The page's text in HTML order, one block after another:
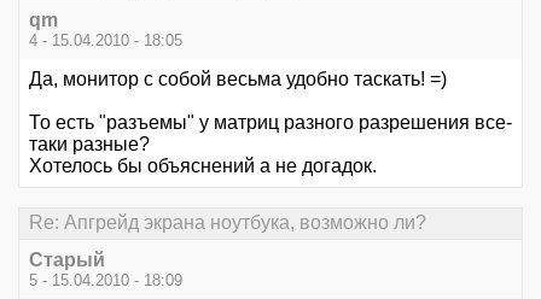
qm
4 - 15.04.2010 - 18:05
Да, монитор с собой весьма удобно таскать! =)
То есть "разъемы" у матриц разного разрешения все-
таки разные?
Хотелось бы объяснений а не догадок.
Re: Апгрейд экрана ноутбука, возможно ли?
Старый
5 - 15.04.2010 - 18:09